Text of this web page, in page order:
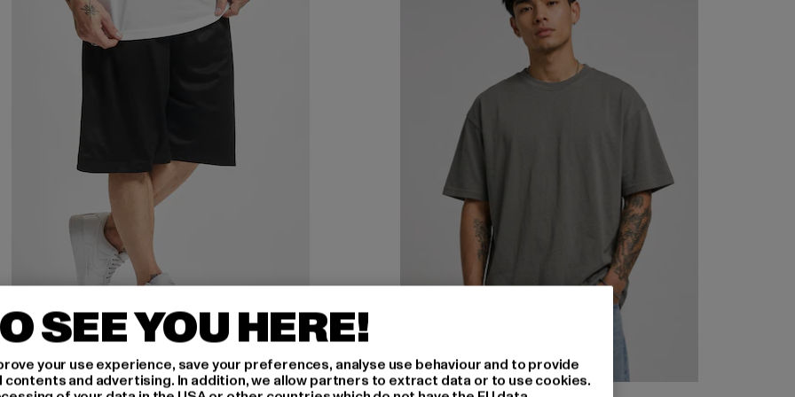
URBAN CLASSICS
Bball Mesh
SEE YOU HERE!
your use experience, save your preferences, analyse use behaviour and to provide
and advertising. In addition, we allow partners to extract data or to use cookies.